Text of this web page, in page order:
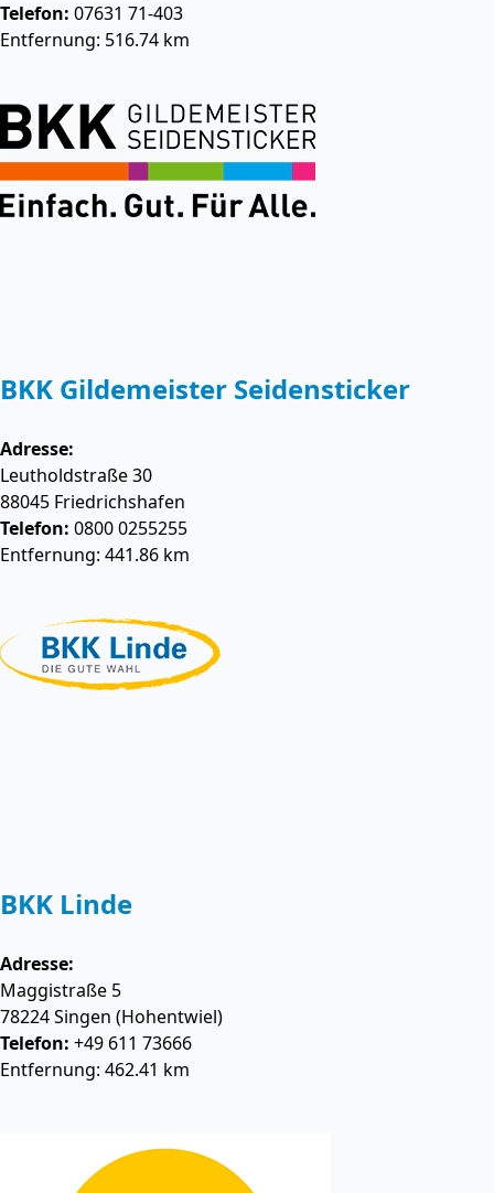
Telefon: 07631 71-403
Entfernung: 516.74 km
BKK Gildemeister Seidensticker
Adresse:
Leutholdstraße 30
88045 Friedrichshafen
Telefon: 0800 0255255
Entfernung: 441.86 km
BKK Linde
Adresse:
Maggistraße 5
78224Singen (Hohentwiel)
Telefon: +49 611 73666
Entfernung: 462.41 km